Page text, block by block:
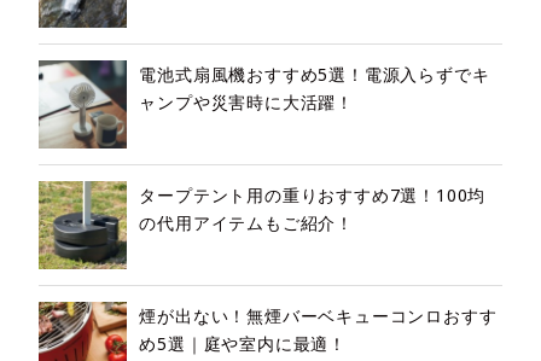
電池式扇風機おすすめ5選！電源入らずでキ
ャンプや災害時に大活躍！
タープテント用の重りおすすめ7選！100均
の代用アイテムもご紹介！
煙が出ない！無煙バーベキューコンロおすす
め5選｜庭や室内に最適！